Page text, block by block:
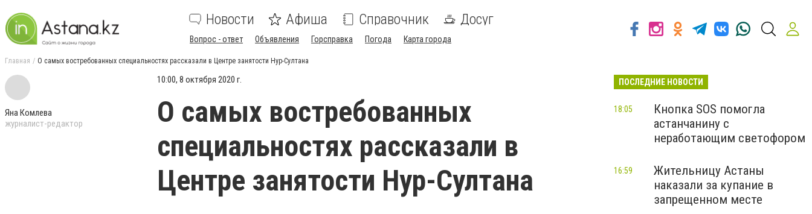
Новости Афиша Справочник Досуг
Вопрос - ответ Объявления Горсправка Погода Карта города
Главная О самых востребованных специальностях рассказали в Центре занятости Нур-Султана
Яна Комлева
журналист-редактор
10:00, 8 октября 2020 г.
О самых востребованных
специальностях рассказали в
Центре занятости Нур-Султана
ПОСЛЕДНИЕ НОВОСТИ
Кнопка SOS помогла
астанчанину с
неработающим светофором
18:05
Жительницу Астаны
наказали за купание в
запрещенном месте
16:59